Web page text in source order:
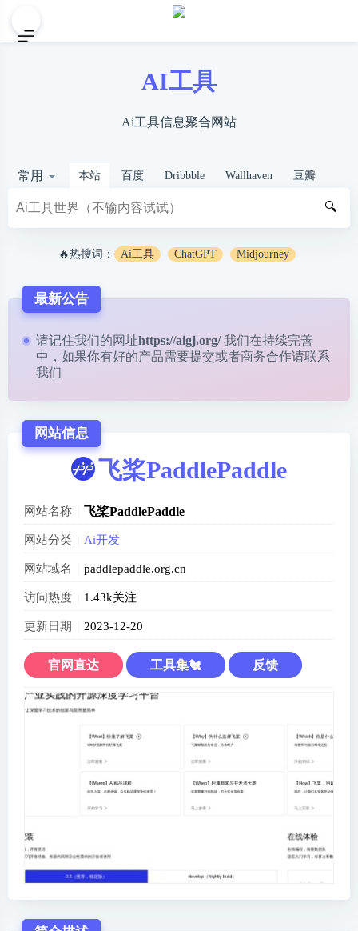
AI工具
Ai工具信息聚合网站
常用 本站 百度 Dribbble Wallhaven 豆瓣
🔍
🔥热搜词： Ai工具 ChatGPT Midjourney
最新公告
请记住我们的网址https://aigj.org/ 我们在持续完善
中，如果你有好的产品需要提交或者商务合作请联系
我们
网站信息
飞桨PaddlePaddle
网站名称 飞桨PaddlePaddle
网站分类 Ai开发
网站域名 paddlepaddle.org.cn
访问热度 1.43k关注
更新日期 2023-12-20
官网直达 工具集🐔 反馈